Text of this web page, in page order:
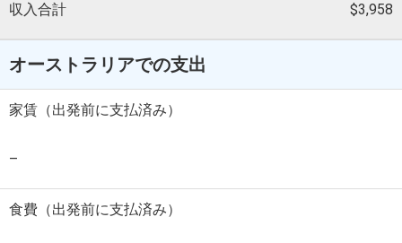
収入合計 $3,958
オーストラリアでの支出
家賃（出発前に支払済み）
–
食費（出発前に支払済み）